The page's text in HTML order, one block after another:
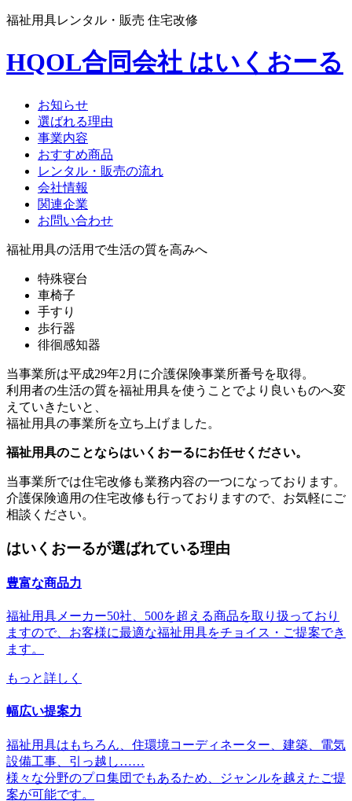
福祉用具レンタル・販売 住宅改修
HQOL合同会社 はいくおーる
お知らせ
選ばれる理由
事業内容
おすすめ商品
レンタル・販売の流れ
会社情報
関連企業
お問い合わせ
福祉用具の活用で生活の質を高みへ
特殊寝台
車椅子
手すり
歩行器
徘徊感知器
当事業所は平成29年2月に介護保険事業所番号を取得。
利用者の生活の質を福祉用具を使うことでより良いものへ変
えていきたいと、
福祉用具の事業所を立ち上げました。
福祉用具のことならはいくおーるにお任せください。
当事業所では住宅改修も業務内容の一つになっております。
介護保険適用の住宅改修も行っておりますので、お気軽にご
相談ください。
はいくおーるが選ばれている理由
豊富な商品力
福祉用具メーカー50社、500を超える商品を取り扱っており
ますので、お客様に最適な福祉用具をチョイス・ご提案でき
ます。
もっと詳しく
幅広い提案力
福祉用具はもちろん、住環境コーディネーター、建築、電気
設備工事、引っ越し……
様々な分野のプロ集団でもあるため、ジャンルを越えたご提
案が可能です。